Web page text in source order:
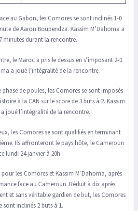
au Gabon, les Comores se sont inclinés 1-0
de Aaron Boupendza. Kassim M’Dahoma a
minutes durant la rencontre.
le Maroc a pris le dessus en s’imposant 2-0.
a joué l’intégralité de la rencontre.
de poules, les Comores se sont imposés
à la CAN sur le score de 3 buts à 2. Kassim
joué l’intégralité de la rencontre.
les Comores se sont qualifiés en terminant
Ils affronteront le pays hôte, le Cameroun
lundi 24 janvier à 20h.
les Comores et Kassim M’Dahoma, après
face au Cameroun. Réduit à dix après
et sans véritable gardien de but, les Comores
sont inclinés 2 buts à 1.